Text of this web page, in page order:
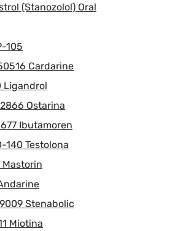
(Stanozolol) Oral
105
Cardarine
Ligandrol
Ostarina
Ibutamoren
140 Testolona
Mastorin
Stenabolic
Miotina